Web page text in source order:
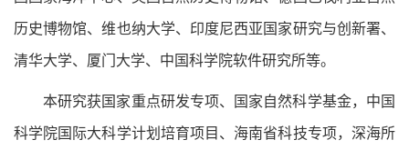
历史博物馆、维也纳大学、印度尼西亚国家研究与创新署、
清华大学、厦门大学、中国科学院软件研究所等。
本研究获国家重点研发专项、国家自然科学基金，中国
科学院国际大科学计划培育项目、海南省科技专项，深海所